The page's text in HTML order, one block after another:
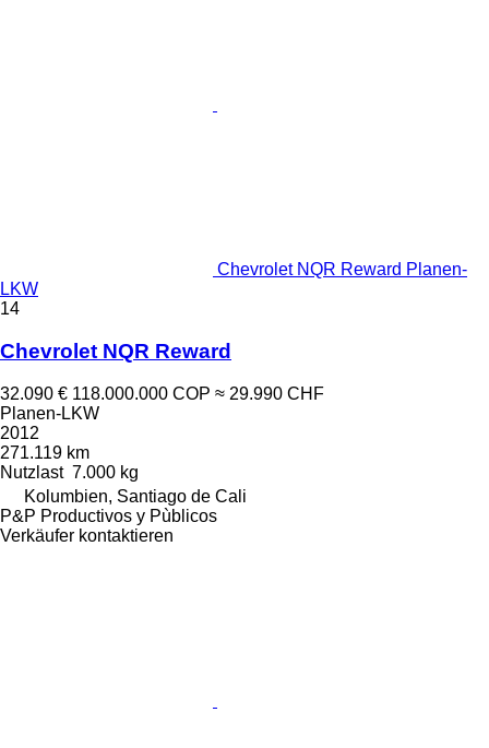
Chevrolet NQR Reward Planen-
LKW
14
Chevrolet NQR Reward
32.090 € 118.000.000 COP ≈ 29.990 CHF
Planen-LKW
2012
271.119 km
Nutzlast 7.000 kg
Kolumbien, Santiago de Cali
P&P Productivos y Pùblicos
Verkäufer kontaktieren